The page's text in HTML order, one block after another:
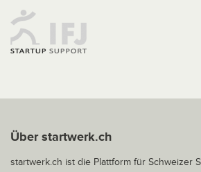
Über startwerk.ch
startwerk.ch ist die Plattform für Schweizer